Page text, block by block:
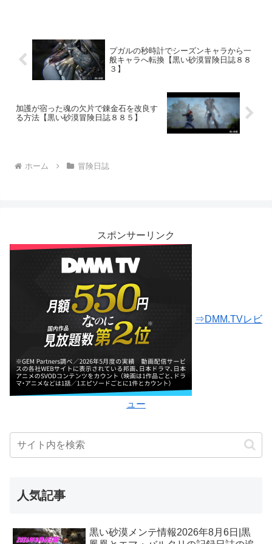
プガルの秒時計でシーズンキャラから一
般キャラへ転換【黒い砂漠冒険日誌８８
３】
加護が宿った魂の欠片で錬金石を改良す
る方法【黒い砂漠冒険日誌８８５】
ホーム 冒険日誌
スポンサーリンク
⇒DMM.TVレビ
ュー
人気記事
黒い砂漠メンテ情報2026年8月6日|黒